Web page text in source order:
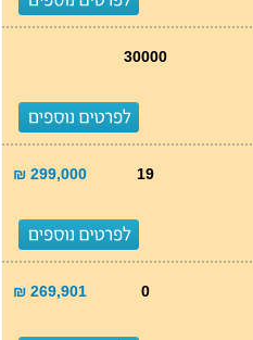
30000
19
299,000 ₪
0
269,901 ₪